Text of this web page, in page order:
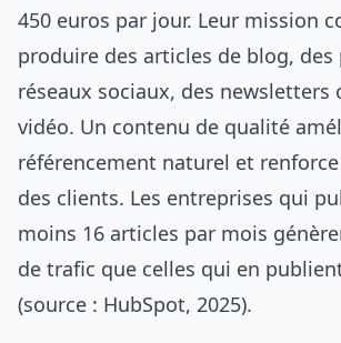
450 euros par jour. Leur mission
produire des articles de blog, des
réseaux sociaux, des newsletters
vidéo. Un contenu de qualité
référencement naturel et renforce
des clients. Les entreprises qui
moins 16 articles par mois
de trafic que celles qui en
(source : HubSpot, 2025).